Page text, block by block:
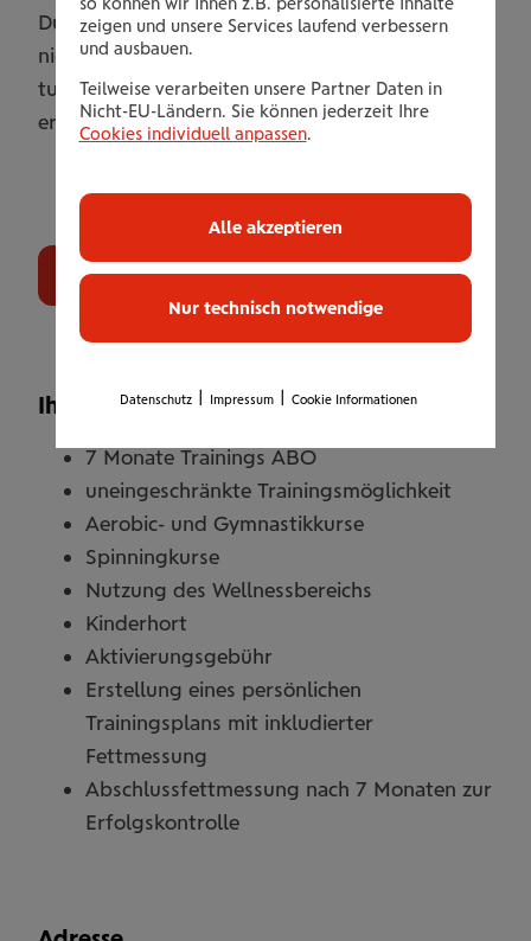
+-
10
Dusche/WC sind barrierefrei erreichbar. Es ist
nie zu spät, um etwas für Ihre Gesundheit zu
tun. Wir unterstützen Sie dabei, Ihr Ziel zu
erreichen.
Gutschein bestellen
Ihr Leistungsangebot
7 Monate Trainings ABO
uneingeschränkte Trainingsmöglichkeit
Aerobic- und Gymnastikkurse
Spinningkurse
Nutzung des Wellnessbereichs
Kinderhort
Aktivierungsgebühr
Erstellung eines persönlichen
Trainingsplans mit inkludierter
Fettmessung
Abschlussfettmessung nach 7 Monaten zur
Erfolgskontrolle
zeigen und unsere Services laufend verbessern
und ausbauen.
Teilweise verarbeiten unsere Partner Daten in
Nicht-EU-Ländern. Sie können jederzeit Ihre
Cookies individuell anpassen.
Nur technisch notwendige
Alle akzeptieren
Datenschutz Impressum Cookie Informationen